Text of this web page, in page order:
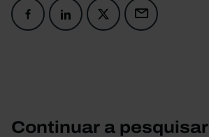
Continuar a pesquisar